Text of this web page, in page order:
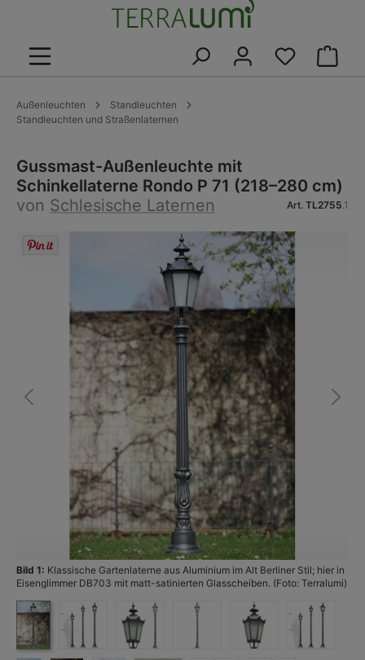
Außenleuchten
Standleuchten
Standleuchten und Straßenlaternen
Gussmast-Außenleuchte mit
Schinkellaterne Rondo P 71 (218–280 cm)
von Schlesische Laternen Art. TL2755.1
Bildergalerie überspringen
Bild 1: Klassische Gartenlaterne aus Aluminium im Alt Berliner Stil; hier in
Eisenglimmer DB703 mit matt-satinierten Glasscheiben. (Foto: Terralumi)